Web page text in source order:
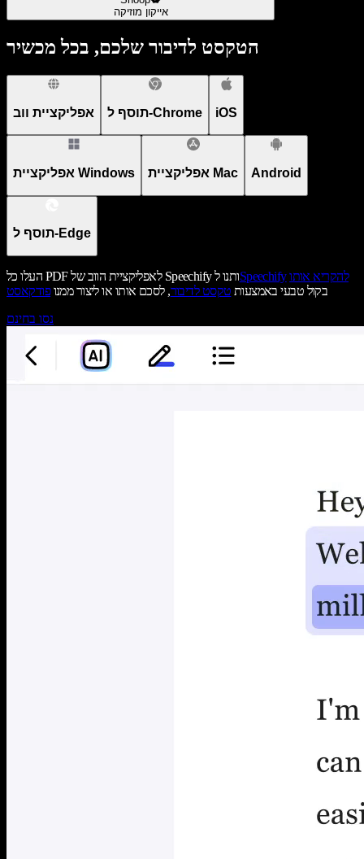
אייקון מוזיקה
הטקסט לדיבור שלכם, בכל מכשיר
אפליקציית ווב תוסף ל-Chrome iOS
אפליקציית Windows אפליקציית Mac Android
תוסף ל-Edge
העלו כל PDF לאפליקציית הווב של Speechify ותנו לSpeechify להקריא אותו
בקול טבעי באמצעות טקסט לדיבור, לסכם אותו או ליצור ממנופודקאסט
נסו בחינם